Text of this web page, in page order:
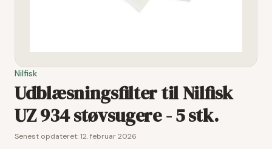
Nilfisk
Udblæsningsfilter til Nilfisk
UZ 934 støvsugere - 5 stk.
Senest opdateret:12. februar 2026